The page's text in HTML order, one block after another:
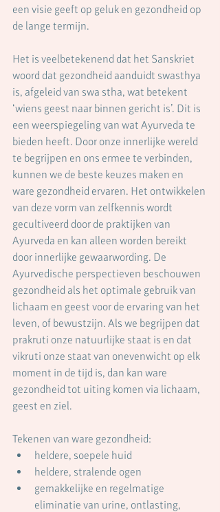
een visie geeft op geluk en gezondheid op
de lange termijn.
Het is veelbetekenend dat het Sanskriet
woord dat gezondheid aanduidt swasthya
is, afgeleid van swa stha, wat betekent
‘wiens geest naar binnen gericht is’. Dit is
een weerspiegeling van wat Ayurveda te
bieden heeft. Door onze innerlijke wereld
te begrijpen en ons ermee te verbinden,
kunnen we de beste keuzes maken en
ware gezondheid ervaren. Het ontwikkelen
van deze vorm van zelfkennis wordt
gecultiveerd door de praktijken van
Ayurveda en kan alleen worden bereikt
door innerlijke gewaarwording. De
Ayurvedische perspectieven beschouwen
gezondheid als het optimale gebruik van
lichaam en geest voor de ervaring van het
leven, of bewustzijn. Als we begrijpen dat
prakruti onze natuurlijke staat is en dat
vikruti onze staat van onevenwicht op elk
moment in de tijd is, dan kan ware
gezondheid tot uiting komen via lichaam,
geest en ziel.
Tekenen van ware gezondheid:
heldere, soepele huid
heldere, stralende ogen
gemakkelijke en regelmatige
eliminatie van urine, ontlasting,